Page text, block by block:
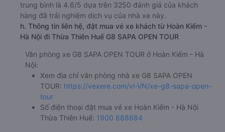
trung bình là 4.6/5 dựa trên 3250 đánh giá của khách
hàng đã trải nghiệm dịch vụ của nhà xe này.
h. Thông tin liên hệ, đặt mua vé xe khách từ Hoàn Kiếm -
Hà Nội đi Thừa Thiên Huế G8 SAPA OPEN TOUR
Văn phòng xe G8 SAPA OPEN TOUR ở Hoàn Kiếm - Hà
Nội:
Xem địa chỉ văn phòng nhà xe G8 SAPA OPEN
TOUR: https://vexere.com/vi-VN/xe-g8-sapa-open-
tour
Số điện thoại đặt mua vé xe Hoàn Kiếm - Hà Nội
Thừa Thiên Huế: 1900 888684